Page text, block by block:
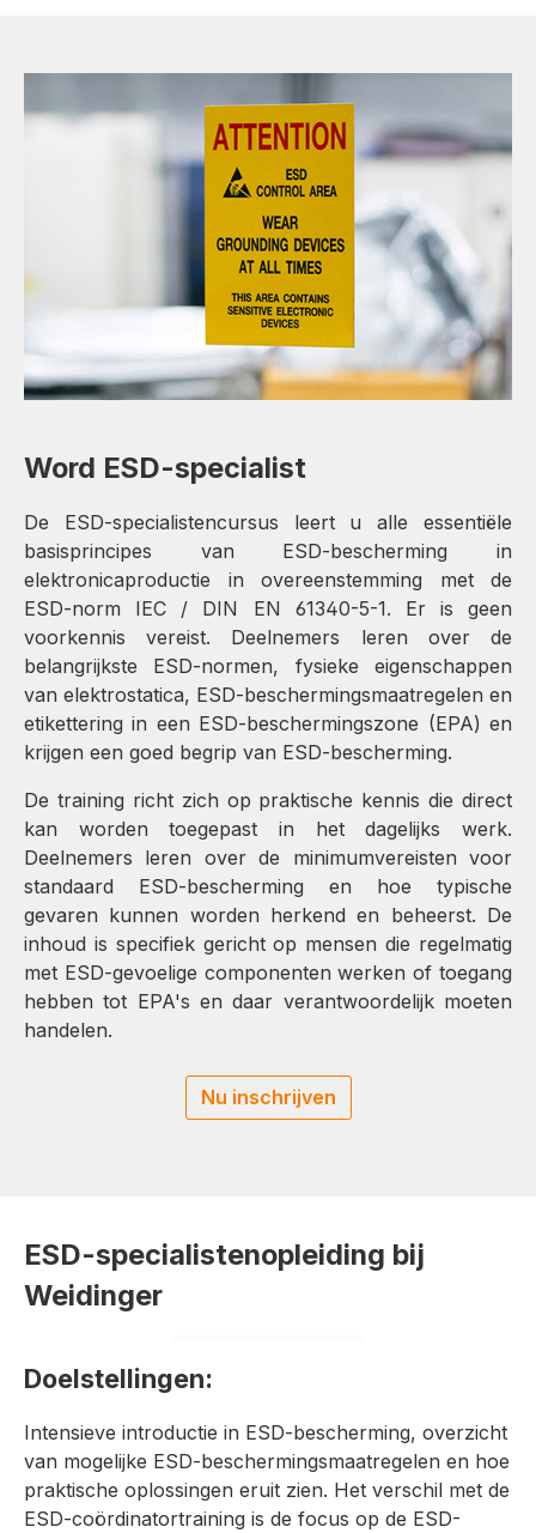
Word ESD-specialist
De ESD-specialistencursus leert u alle essentiële
basisprincipes van ESD-bescherming in
elektronicaproductie in overeenstemming met de
ESD-norm IEC / DIN EN 61340-5-1. Er is geen
voorkennis vereist. Deelnemers leren over de
belangrijkste ESD-normen, fysieke eigenschappen
van elektrostatica, ESD-beschermingsmaatregelen en
etikettering in een ESD-beschermingszone (EPA) en
krijgen een goed begrip van ESD-bescherming.
De training richt zich op praktische kennis die direct
kan worden toegepast in het dagelijks werk.
Deelnemers leren over de minimumvereisten voor
standaard ESD-bescherming en hoe typische
gevaren kunnen worden herkend en beheerst. De
inhoud is specifiek gericht op mensen die regelmatig
met ESD-gevoelige componenten werken of toegang
hebben tot EPA's en daar verantwoordelijk moeten
handelen.
Nu inschrijven
ESD-specialistenopleiding bij
Weidinger
Doelstellingen:
Intensieve introductie in ESD-bescherming, overzicht
van mogelijke ESD-beschermingsmaatregelen en hoe
praktische oplossingen eruit zien. Het verschil met de
ESD-coördinatortraining is de focus op de ESD-